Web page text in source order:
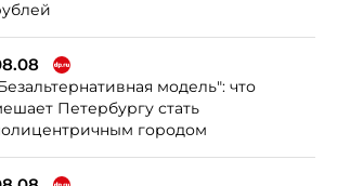
модель": что
Петербургу стать
городом